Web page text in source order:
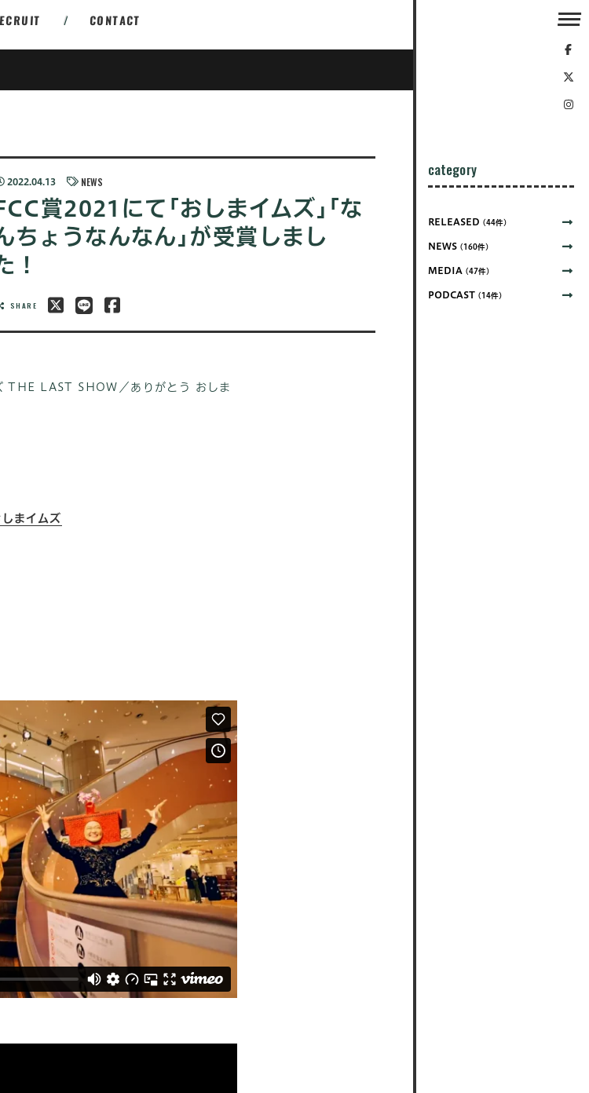
/ CONTACT
2022.04.13 NEWS
賞2021にて｢おしまイムズ｣｢な
ちょうなんなん｣が受賞しまし
！
SHARE
THE LAST SHOW／ありがとう おしま
まイムズ
category
RELEASED (44件)
NEWS (160件)
MEDIA (47件)
PODCAST (14件)